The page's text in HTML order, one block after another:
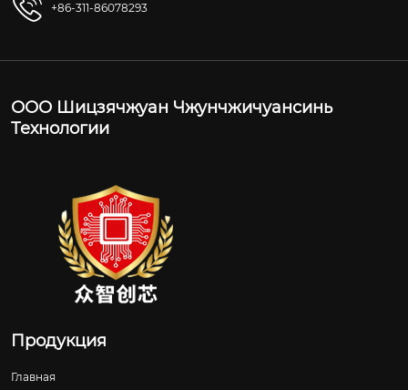
+86-311-86078293
ООО Шицзячжуан Чжунчжичуансинь
Технологии
Продукция
Главная